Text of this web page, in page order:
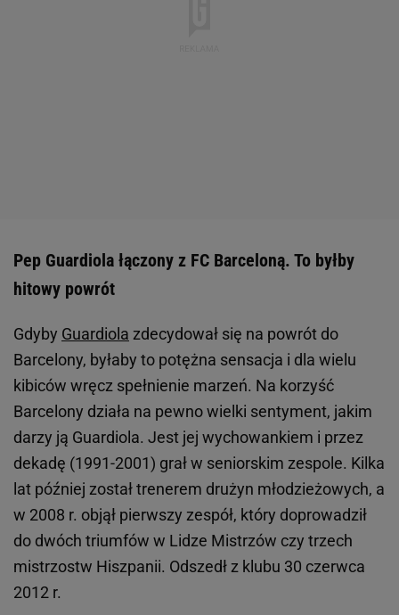
Pep Guardiola łączony z FC Barceloną. To byłby
hitowy powrót
Gdyby Guardiola zdecydował się na powrót do
Barcelony, byłaby to potężna sensacja i dla wielu
kibiców wręcz spełnienie marzeń. Na korzyść
Barcelony działa na pewno wielki sentyment, jakim
darzy ją Guardiola. Jest jej wychowankiem i przez
dekadę (1991-2001) grał w seniorskim zespole. Kilka
lat później został trenerem drużyn młodzieżowych, a
w 2008 r. objął pierwszy zespół, który doprowadził
do dwóch triumfów w Lidze Mistrzów czy trzech
mistrzostw Hiszpanii. Odszedł z klubu 30 czerwca
2012 r.